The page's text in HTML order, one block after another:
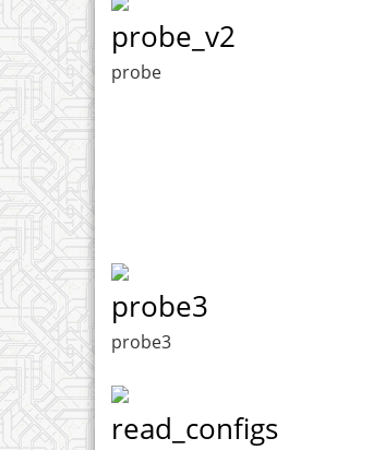
probe_v2
probe
probe3
probe3
read_configs